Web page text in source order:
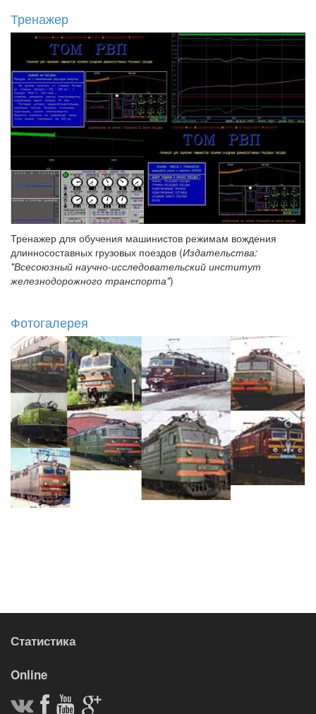
Тренажер
Тренажер для обучения машинистов режимам вождения
длинносоставных грузовых поездов (Издательства:
"Всесоюзный научно-исследовательский институт
железнодорожного транспорта")
Фотогалерея
Статистика
Online